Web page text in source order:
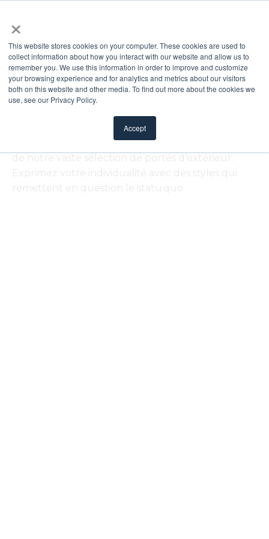
×
This website stores cookies on your computer. These cookies are used to
collect information about how you interact with our website and allow us to
remember you. We use this information in order to improve and customize
your browsing experience and for analytics and metrics about our visitors
both on this website and other media. To find out more about the cookies we
use, see our Privacy Policy.
Accept
LE STYLE, À VOTRE PORTE
Portes
La qualité de l’artisanat, la durabilité et la
conception novatrice sont les traits caractéristiques